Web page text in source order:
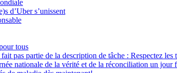
d’Uber s’unissent
tous
pas partie de la description de tâche : Respectez
nationale de la vérité et de la réconciliation un jour